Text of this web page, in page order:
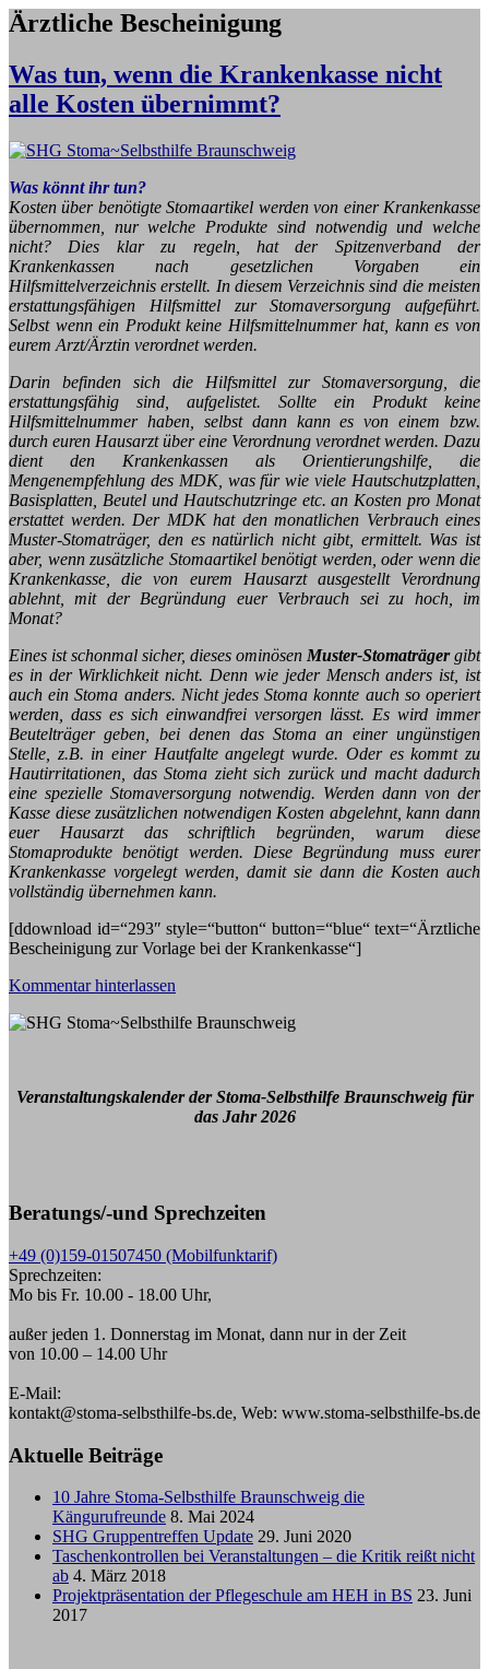
Ärztliche Bescheinigung
Was tun, wenn die Krankenkasse nicht
alle Kosten übernimmt?
Was könnt ihr tun?
Kosten über benötigte Stomaartikel werden von einer Krankenkasse
übernommen, nur welche Produkte sind notwendig und welche
nicht? Dies klar zu regeln, hat der Spitzenverband der
Krankenkassen nach gesetzlichen Vorgaben ein
Hilfsmittelverzeichnis erstellt. In diesem Verzeichnis sind die meisten
erstattungsfähigen Hilfsmittel zur Stomaversorgung aufgeführt.
Selbst wenn ein Produkt keine Hilfsmittelnummer hat, kann es von
eurem Arzt/Ärztin verordnet werden.
Darin befinden sich die Hilfsmittel zur Stomaversorgung, die
erstattungsfähig sind, aufgelistet. Sollte ein Produkt keine
Hilfsmittelnummer haben, selbst dann kann es von einem bzw.
durch euren Hausarzt über eine Verordnung verordnet werden. Dazu
dient den Krankenkassen als Orientierungshilfe, die
Mengenempfehlung des MDK, was für wie viele Hautschutzplatten,
Basisplatten, Beutel und Hautschutzringe etc. an Kosten pro Monat
erstattet werden. Der MDK hat den monatlichen Verbrauch eines
Muster-Stomaträger, den es natürlich nicht gibt, ermittelt. Was ist
aber, wenn zusätzliche Stomaartikel benötigt werden, oder wenn die
Krankenkasse, die von eurem Hausarzt ausgestellt Verordnung
ablehnt, mit der Begründung euer Verbrauch sei zu hoch, im
Monat?
Eines ist schonmal sicher, dieses ominösen Muster-Stomaträgergibt
es in der Wirklichkeit nicht. Denn wie jeder Mensch anders ist, ist
auch ein Stoma anders. Nicht jedes Stoma konnte auch so operiert
werden, dass es sich einwandfrei versorgen lässt. Es wird immer
Beutelträger geben, bei denen das Stoma an einer ungünstigen
Stelle, z.B. in einer Hautfalte angelegt wurde. Oder es kommt zu
Hautirritationen, das Stoma zieht sich zurück und macht dadurch
eine spezielle Stomaversorgung notwendig. Werden dann von der
Kasse diese zusätzlichen notwendigen Kosten abgelehnt, kann dann
euer Hausarzt das schriftlich begründen, warum diese
Stomaprodukte benötigt werden. Diese Begründung muss eurer
Krankenkasse vorgelegt werden, damit sie dann die Kosten auch
vollständig übernehmen kann.
[ddownload id=“293″ style=“button“ button=“blue“ text=“Ärztliche
Bescheinigung zur Vorlage bei der Krankenkasse“]
Kommentar hinterlassen
Veranstaltungskalender der Stoma-Selbsthilfe Braunschweig für
das Jahr 2026
Beratungs/-und Sprechzeiten
+49 (0)159-01507450 (Mobilfunktarif)
Sprechzeiten:
Mo bis Fr. 10.00 - 18.00 Uhr,
außer jeden 1. Donnerstag im Monat, dann nur in der Zeit
von 10.00 – 14.00 Uhr
E-Mail:
kontakt@stoma-selbsthilfe-bs.de, Web: www.stoma-selbsthilfe-bs.de
Aktuelle Beiträge
10 Jahre Stoma-Selbsthilfe Braunschweig die
Kängurufreunde 8. Mai 2024
SHG Gruppentreffen Update 29. Juni 2020
Taschenkontrollen bei Veranstaltungen – die Kritik reißt nicht
ab 4. März 2018
Projektpräsentation der Pflegeschule am HEH in BS 23. Juni
2017